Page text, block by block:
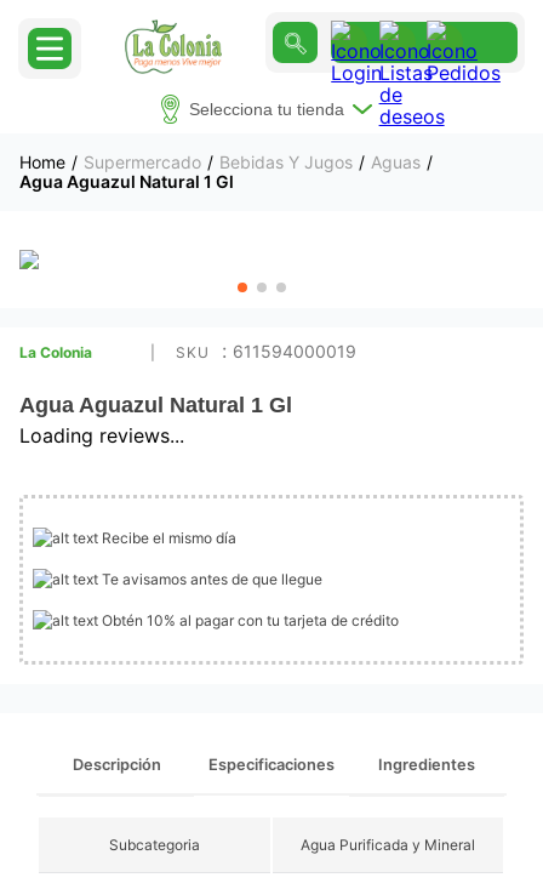
Selecciona tu tienda
Supermercado Bebidas Y Jugos
Aguas
Agua Aguazul Natural 1 Gl
La Colonia : 611594000019
Agua Aguazul Natural 1 Gl
Loading reviews...
Recibe el mismo día
Te avisamos antes de que llegue
Obtén 10% al pagar con tu tarjeta de crédito
Descripción Especificaciones Ingredientes
Subcategoria Agua Purificada y Mineral